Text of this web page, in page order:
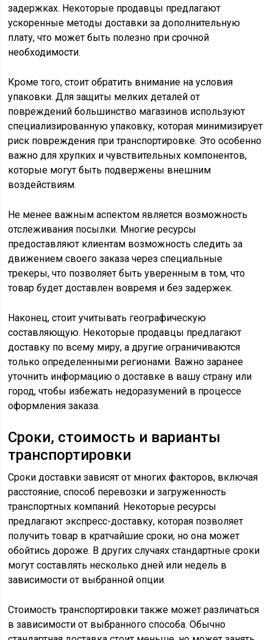
задержках. Некоторые продавцы предлагают
ускоренные методы доставки за дополнительную
плату, что может быть полезно при срочной
необходимости.
Кроме того, стоит обратить внимание на условия
упаковки. Для защиты мелких деталей от
повреждений большинство магазинов используют
специализированную упаковку, которая минимизирует
риск повреждения при транспортировке. Это особенно
важно для хрупких и чувствительных компонентов,
которые могут быть подвержены внешним
воздействиям.
Не менее важным аспектом является возможность
отслеживания посылки. Многие ресурсы
предоставляют клиентам возможность следить за
движением своего заказа через специальные
трекеры, что позволяет быть уверенным в том, что
товар будет доставлен вовремя и без задержек.
Наконец, стоит учитывать географическую
составляющую. Некоторые продавцы предлагают
доставку по всему миру, а другие ограничиваются
только определенными регионами. Важно заранее
уточнить информацию о доставке в вашу страну или
город, чтобы избежать недоразумений в процессе
оформления заказа.
Сроки, стоимость и варианты
транспортировки
Сроки доставки зависят от многих факторов, включая
расстояние, способ перевозки и загруженность
транспортных компаний. Некоторые ресурсы
предлагают экспресс-доставку, которая позволяет
получить товар в кратчайшие сроки, но она может
обойтись дороже. В других случаях стандартные сроки
могут составлять несколько дней или недель в
зависимости от выбранной опции.
Стоимость транспортировки также может различаться
в зависимости от выбранного способа. Обычно